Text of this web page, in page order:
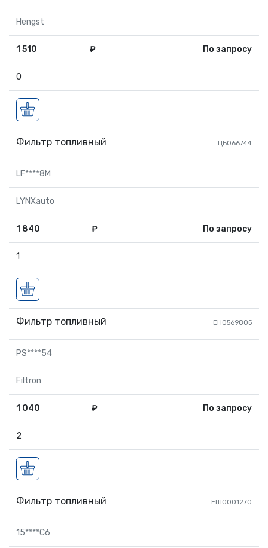
Hengst
1 510 ₽ По запросу
0
Фильтр топливный ЦБ066744
LF****8M
LYNXauto
1 840 ₽ По запросу
1
Фильтр топливный ЕН0569805
PS****54
Filtron
1 040 ₽ По запросу
2
Фильтр топливный ЕШ0001270
15****C6